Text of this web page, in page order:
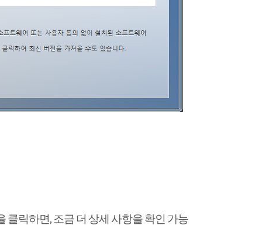
클릭하면, 조금 더 상세 사항을 확인 가능